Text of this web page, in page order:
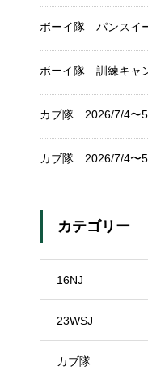
ボーイ隊 パンスイ
ボーイ隊 訓練キャ
カブ隊 2026/7/4〜5
カブ隊 2026/7/4〜5
カテゴリー
16NJ
23WSJ
カブ隊